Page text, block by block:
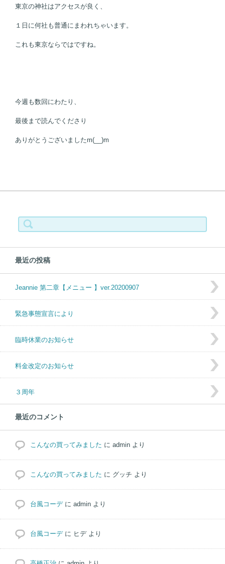
東京の神社はアクセスが良く、
１日に何社も普通にまわれちゃいます。
これも東京ならではですね。
今週も数回にわたり、
最後まで読んでくださり
ありがとうございましたm(__)m
検索:
最近の投稿
Jeannie 第二章【メニュー 】ver.20200907
緊急事態宣言により
臨時休業のお知らせ
料金改定のお知らせ
３周年
最近のコメント
こんなの買ってみました に admin より
こんなの買ってみました に グッチ より
台風コーデに admin より
台風コーデに ヒデより